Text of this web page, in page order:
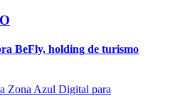
BeFly, holding de turismo